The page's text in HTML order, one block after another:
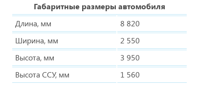
Габаритные размеры автомобиля
Длина, мм
8 820
Ширина, мм
2 550
Высота, мм
3 950
Высота ССУ, мм
1 560